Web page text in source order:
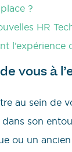
?
HR
l’expérience
vous à
au sein de
son
ou un